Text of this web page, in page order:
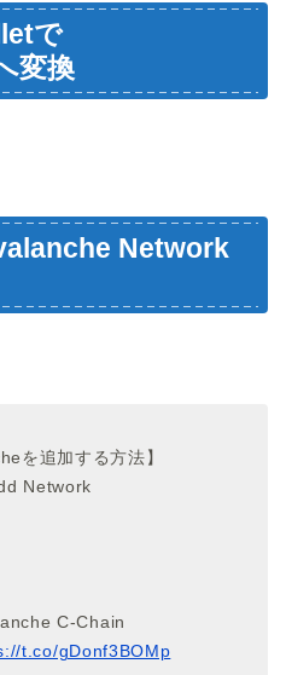
で
変換
Network
を追加する方法】
Network
C-Chain
t.co/gDonf3BOMp